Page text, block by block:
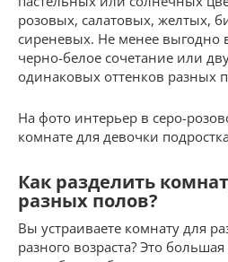
розовых, салатовых, желтых,
сиреневых. Не менее выгодно
черно-белое сочетание или
одинаковых оттенков разных
На фото интерьер в серо-
комнате для девочки
Как разделить
разных полов?
Вы устраиваете комнату для
разного возраста? Это